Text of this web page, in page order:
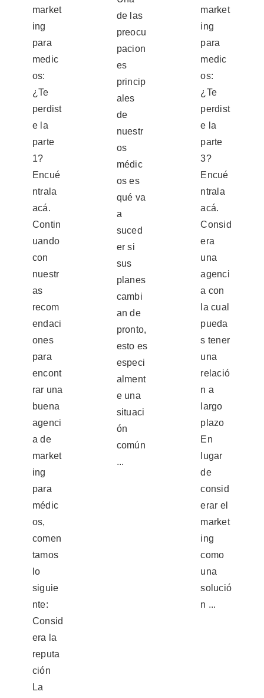
market
ing
para
medic
os:
¿Te
perdist
e la
parte
1?
Encué
ntrala
acá.
Contin
uando
con
nuestr
as
recom
endaci
ones
para
encont
rar una
buena
agenci
a de
market
ing
para
médic
os,
comen
tamos
lo
siguie
nte:
Consid
era la
reputa
ción
La
de las
preocu
pacion
es
princip
ales
de
nuestr
os
médic
os es
qué va
a
suced
er si
sus
planes
cambi
an de
pronto,
esto es
especi
alment
e una
situaci
ón
común
...
market
ing
para
medic
os:
¿Te
perdist
e la
parte
3?
Encué
ntrala
acá.
Consid
era
una
agenci
a con
la cual
pueda
s tener
una
relació
n a
largo
plazo
En
lugar
de
consid
erar el
market
ing
como
una
solució
n ...